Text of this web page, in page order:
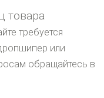
товара
требуется
или
обращайтесь в